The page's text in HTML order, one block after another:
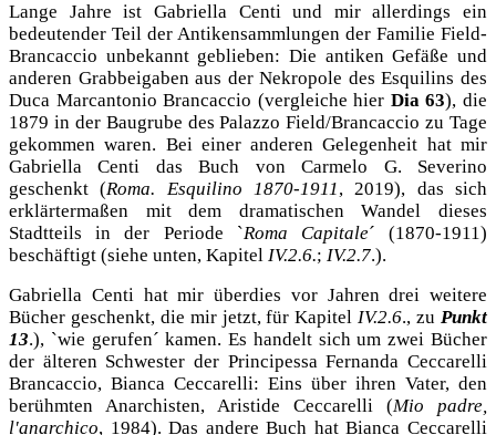
Lange Jahre ist Gabriella Centi und mirallerdings ein
bedeutender Teil der Antikensammlungen der Familie Field-
Brancaccio unbekannt geblieben: Die antiken Gefäße und
anderen Grabbeigaben aus der Nekropole des Esquilins des
Duca Marcantonio Brancaccio (vergleiche hier Dia 63), die
1879 in der Baugrube des Palazzo Field/Brancaccio zu Tage
gekommen waren. Bei einer anderen Gelegenheit hat mir
Gabriella Centi das Buch von Carmelo G. Severino
geschenkt (Roma. Esquilino 1870-1911, 2019), das sich
erklärtermaßen mit dem dramatischen Wandel dieses
Stadtteils in der Periode `Roma Capitale´ (1870-1911)
beschäftigt (siehe unten, Kapitel IV.2.6.; IV.2.7.).
Gabriella Centi hat mir überdies vor Jahren drei weitere
Bücher geschenkt, die mir jetzt, für KapitelIV.2.6., zuPunkt
13.), `wie gerufen´ kamen. Es handelt sich um zwei Bücher
der älteren Schwester der Principessa Fernanda Ceccarelli
Brancaccio, Bianca Ceccarelli: Eins über ihren Vater, den
berühmten Anarchisten, Aristide Ceccarelli (Mio padre,
l'anarchico, 1984). Das andere Buch hat Bianca Ceccarelli